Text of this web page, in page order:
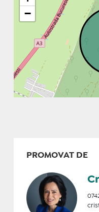
−
PROMOVAT DE